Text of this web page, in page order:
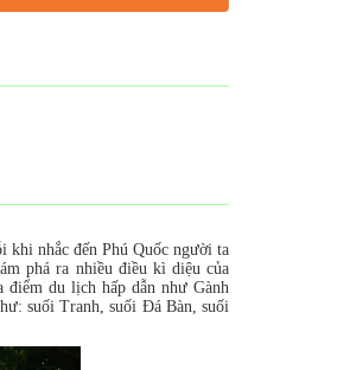
khi nhắc đến Phú Quốc người ta
phá ra nhiều điều kì diệu của
du lịch hấp dẫn như Gành
suối Tranh, suối Đá Bàn, suối